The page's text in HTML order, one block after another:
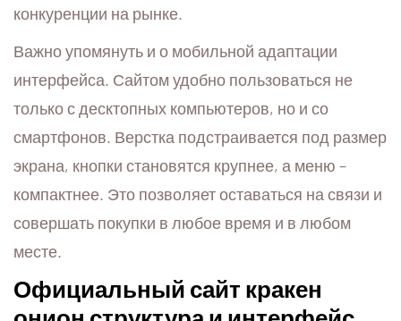
конкуренции на рынке.
Важно упомянуть и о мобильной адаптации
интерфейса. Сайтом удобно пользоваться не
только с десктопных компьютеров, но и со
смартфонов. Верстка подстраивается под размер
экрана, кнопки становятся крупнее, а меню –
компактнее. Это позволяет оставаться на связи и
совершать покупки в любое время и в любом
месте.
Официальный сайт кракен